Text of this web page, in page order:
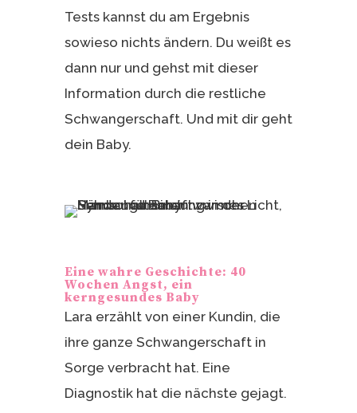
Tests kannst du am Ergebnis
sowieso nichts ändern. Du weißt es
dann nur und gehst mit dieser
Information durch die restliche
Schwangerschaft. Und mit dir geht
dein Baby.
Eine wahre Geschichte: 40
Wochen Angst, ein
kerngesundes Baby
Lara erzählt von einer Kundin, die
ihre ganze Schwangerschaft in
Sorge verbracht hat. Eine
Diagnostik hat die nächste gejagt.